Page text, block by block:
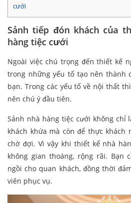
cưới
Sảnh tiếp đón khách của
hàng tiệc cưới
Ngoài việc chú trọng đến thiết kế
trong những yếu tố tạo nên thành
bạn. Trong các yếu tố về nội thất
nên chú ý đầu tiên.
Sảnh nhà hàng tiệc cưới không chỉ
khách khứa mà còn để thực khách
chờ đợi. Vì vậy khi thiết kế nhà
không gian thoáng, rộng rãi. Bạn
ngồi cho quan khách, đồng thời
viên phục vụ.